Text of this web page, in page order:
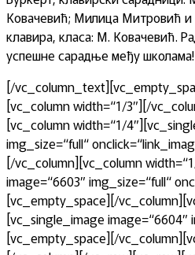
Ковачевић; Милица Митровић и
клавира, класа: М. Ковачевић.
успешне сарадње међу школама!
[/
[vc_column width=“1/3″][/
[vc_column width=“1/
img_size=“full“
[/vc_column][vc_column
image=“6603″ img_size=“full“
[vc_empty_space][/
[vc_single_image image=“6604″
[vc_empty_space][/